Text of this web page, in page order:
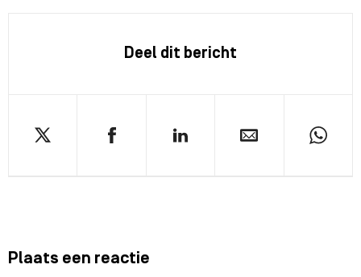
Deel dit bericht
Plaats een reactie